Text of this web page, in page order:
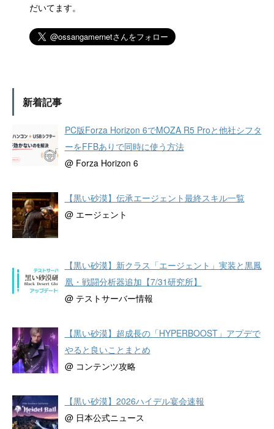
だいてます。
新着記事
PC版Forza Horizon 6でMOZA R5 Proと他社シフタ
ーをFFBありで同時に使う方法
@ Forza Horizon 6
【黒い砂漠】伝承エージェント最終スキル一覧
@ エージェント
【黒い砂漠】新クラス「エージェント」実装と黒鳳
凰・戦闘分析器追加【7/31研究所】
@ テストサーバー情報
【黒い砂漠】超成長の「HYPERBOOST」アプデで
やると良いことまとめ
@ コンテンツ攻略
【黒い砂漠】2026ハイデル宴会速報
@ 日本公式ニュース